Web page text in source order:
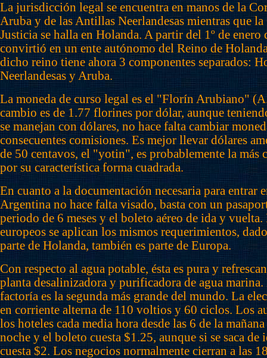
La jurisdicción legal se encuentra en manos de la
Aruba y de las Antillas Neerlandesas mientras que la
Justicia se halla en Holanda. A partir del 1º de enero
convirtió en un ente autónomo del Reino de
dicho reino tiene ahora 3 componentes separados:
Neerlandesas y Aruba.
La moneda de curso legal es el "Florín Arubiano"
cambio es de 1.77 florines por dólar, aunque
se manejan con dólares, no hace falta cambiar
consecuentes comisiones. Es mejor llevar dólares
de 50 centavos, el "yotin", es probablemente la más
por su característica forma cuadrada.
En cuanto a la documentación necesaria para entrar
Argentina no hace falta visado, basta con un
periodo de 6 meses y el boleto aéreo de ida y vuelta.
europeos se aplican los mismos requerimientos,
parte de Holanda, también es parte de Europa.
Con respecto al agua potable, ésta es pura y
planta desalinizadora y purificadora de agua marina.
factoría es la segunda más grande del mundo. La
en corriente alterna de 110 voltios y 60 ciclos. Los
los hoteles cada media hora desde las 6 de la
noche y el boleto cuesta $1.25, aunque si se saca
cuesta $2. Los negocios normalmente cierran a las